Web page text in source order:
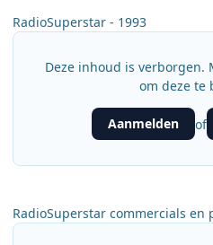
RadioSuperstar - 1993
Deze inhoud is verborgen.
om deze te
Aanmelden of
RadioSuperstar commercials en